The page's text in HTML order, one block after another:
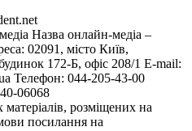
Назва онлайн-медіа –
02091, місто Київ,
172-Б, офіс 208/1 E-mail:
Телефон: 044-205-43-00
06068
розміщених на
посилання на